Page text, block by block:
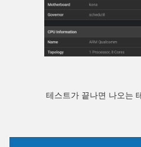
테스트가 끝나면 나오는